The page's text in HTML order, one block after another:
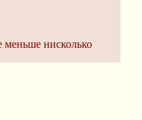
меньше нисколько